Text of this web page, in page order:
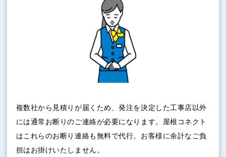
複数社から見積りが届くため、発注を決定した工事店以外
には通常お断りのご連絡が必要になります。屋根コネクト
はこれらのお断り連絡も無料で代行。お客様に余計なご負
担はお掛けいたしません。